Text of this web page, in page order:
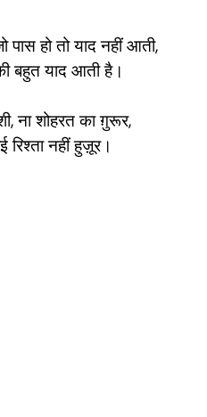
पास हो तो याद नहीं आती,
बहुत याद आती है।
ना शोहरत का ग़ुरूर,
रिश्ता नहीं हुज़ूर।